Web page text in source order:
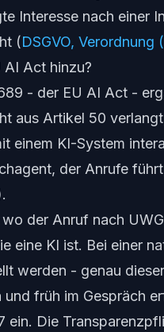
Interesse nach einer
(DSGVO, Verordnung
Act hinzu?
- der EU AI Act -
aus Artikel 50
einem KI-System
der Anrufe
wo der Anruf nach
eine KI ist. Bei einer
werden - genau
früh im Gespräch
Die